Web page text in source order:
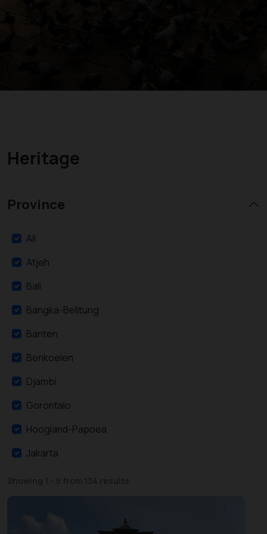
Heritage
Province
All
Atjeh
Bali
Bangka-Belitung
Banten
Benkoelen
Djambi
Gorontalo
Hoogland-Papoea
Jakarta